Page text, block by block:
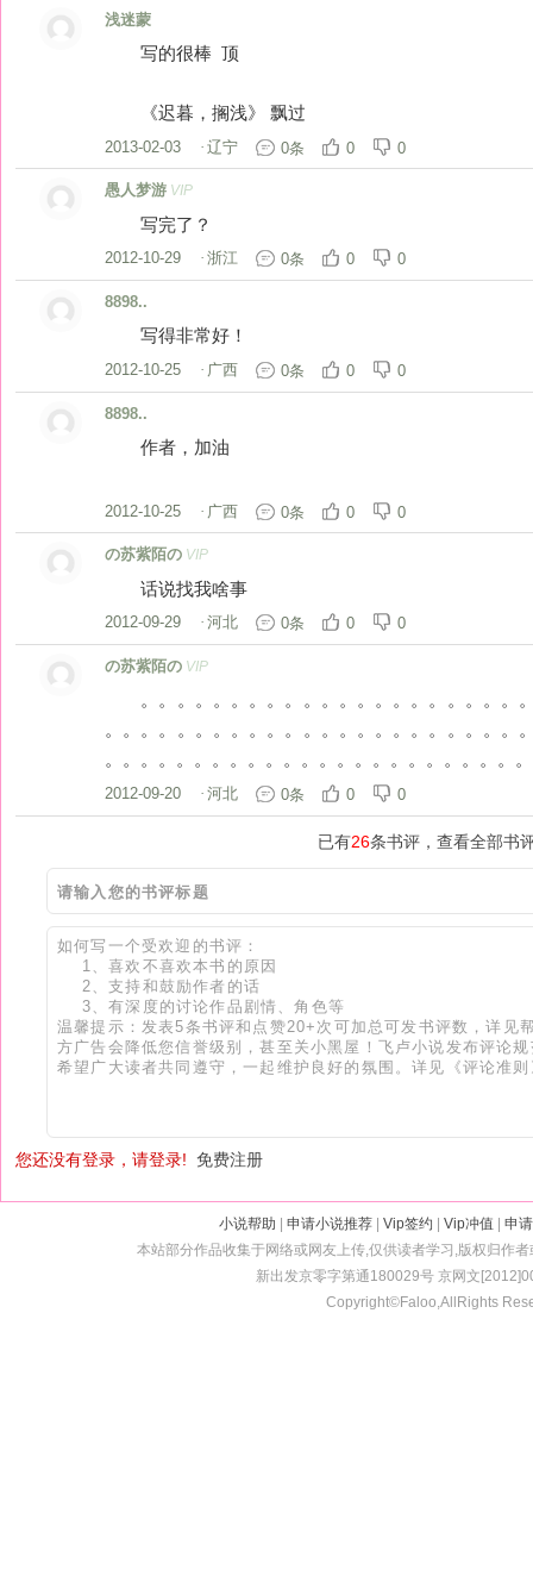
浅迷蒙
写的很棒 顶
《迟暮，搁浅》 飘过
2013-02-03 · 辽宁 0条 0 0
愚人梦游 VIP
写完了？
2012-10-29 · 浙江 0条 0 0
8898..
写得非常好！
2012-10-25 · 广西 0条 0 0
8898..
作者，加油
2012-10-25 · 广西 0条 0 0
の苏紫陌の VIP
话说找我啥事
2012-09-29 · 河北 0条 0 0
の苏紫陌の VIP
。。。。。。。。。。。。。。。。。。。。。
。。。。。。。。。。。。。。。。。。。。。。。
。。。。。。。。。。。。。。。。。。。。。。。
2012-09-20 · 河北 0条 0 0
已有26条书评，查看全部书
您还没有登录，请登录! 免费注册
小说帮助 申请小说推荐| Vip签约 Vip冲值
申
本站部分作品收集于网络或网友上传,仅供读者学习,版权归作
新出发京零字第通180029号 京网文
Copyright©Faloo,AllRights